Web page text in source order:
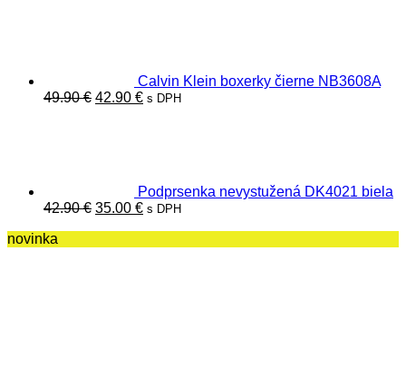
Calvin Klein boxerky čierne NB3608A
49.90€ Pôvodná
42.90 €Aktuálna
s DPH
Podprsenka nevystužená DK4021 biela
42.90€ Pôvodná
35.00 €Aktuálna
s DPH
novinka